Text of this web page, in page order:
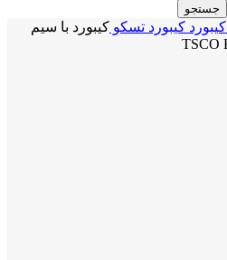
جستجو
کیبورد کیبورد تسکو کیبورد با سیم